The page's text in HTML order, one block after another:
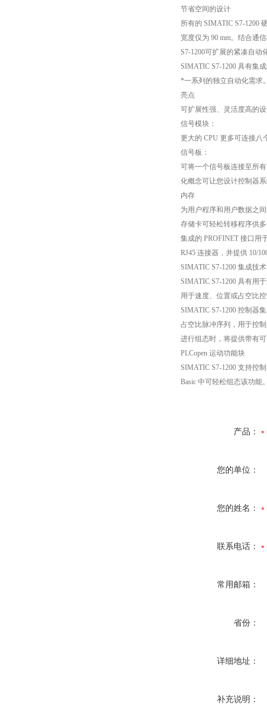
节省空间的设计
所有的 SIMATIC S7-1200
宽度仅为 90 mm。结合通
S7-1200可扩展的紧凑自动
SIMATIC S7-1200 具有集
*一系列的独立自动化需求
亮点
可扩展性强、灵活度高的
信号模块：
更大的 CPU 更多可连接八
信号板：
可将一个信号板连接至所
化概念可让您设计控制器
内存
为用户程序和用户数据之
存储卡可轻松转移程序供
集成的 PROFINET 接口用
RJ45 连接器，并提供 10/
SIMATIC S7-1200 集成技术
SIMATIC S7-1200 具有用
用于速度、位置或占空比
SIMATIC S7-1200 控制器
占空比脉冲序列，用于控
进行组态时，将提供带有
PLCopen 运动功能块
SIMATIC S7-1200 支持控
Basic 中可轻松组态该功能
产品：
您的单位：
您的姓名：
联系电话：
常用邮箱：
省份：
详细地址：
补充说明：